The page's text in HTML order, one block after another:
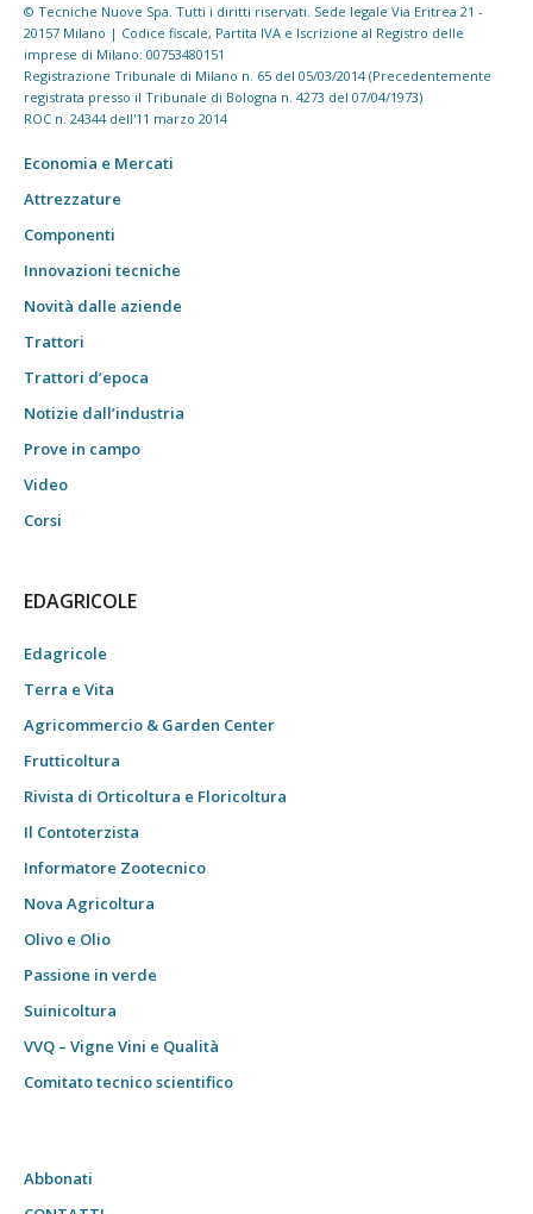
© Tecniche Nuove Spa. Tutti i diritti riservati. Sede legale Via Eritrea 21 -
20157 Milano | Codice fiscale, Partita IVA e Iscrizione al Registro delle
imprese di Milano: 00753480151
Registrazione Tribunale di Milano n. 65 del 05/03/2014 (Precedentemente
registrata presso il Tribunale di Bologna n. 4273 del 07/04/1973)
ROC n. 24344 dell'11 marzo 2014
Economia e Mercati
Attrezzature
Componenti
Innovazioni tecniche
Novità dalle aziende
Trattori
Trattori d’epoca
Notizie dall’industria
Prove in campo
Video
Corsi
EDAGRICOLE
Edagricole
Terra e Vita
Agricommercio & Garden Center
Frutticoltura
Rivista di Orticoltura e Floricoltura
Il Contoterzista
Informatore Zootecnico
Nova Agricoltura
Olivo e Olio
Passione in verde
Suinicoltura
VVQ – Vigne Vini e Qualità
Comitato tecnico scientifico
Abbonati